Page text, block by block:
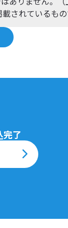
されているもの
完了